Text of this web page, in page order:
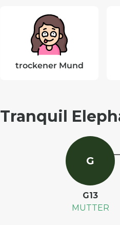
trockener Mund
Tranquil
G
G13
MUTTER